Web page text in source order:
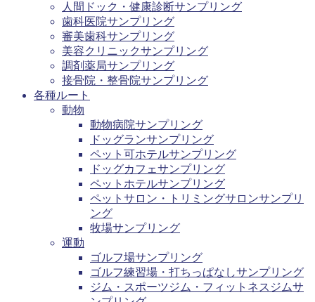
人間ドック・健康診断サンプリング
歯科医院サンプリング
審美歯科サンプリング
美容クリニックサンプリング
調剤薬局サンプリング
接骨院・整骨院サンプリング
各種ルート
動物
動物病院サンプリング
ドッグランサンプリング
ペット可ホテルサンプリング
ドッグカフェサンプリング
ペットホテルサンプリング
ペットサロン・トリミングサロンサンプリ
ング
牧場サンプリング
運動
ゴルフ場サンプリング
ゴルフ練習場・打ちっぱなしサンプリング
ジム・スポーツジム・フィットネスジムサ